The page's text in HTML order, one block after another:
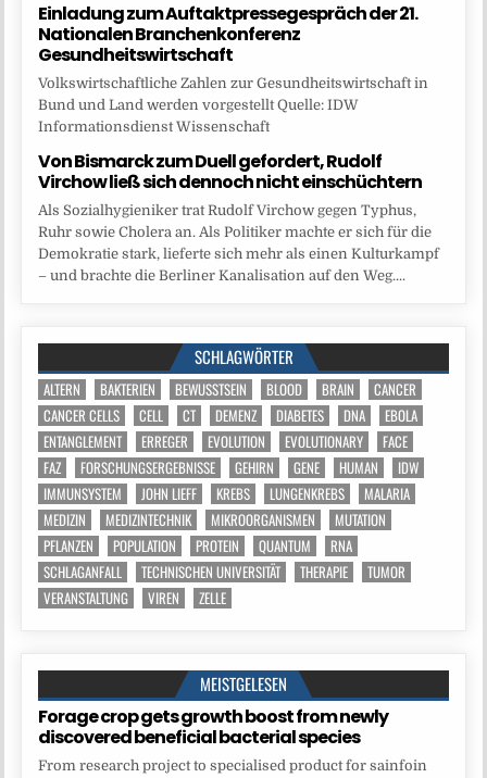
Einladung zum Auftaktpressegespräch der 21.
Nationalen Branchenkonferenz
Gesundheitswirtschaft
Volkswirtschaftliche Zahlen zur Gesundheitswirtschaft in
Bund und Land werden vorgestellt Quelle: IDW
Informationsdienst Wissenschaft
Von Bismarck zum Duell gefordert, Rudolf
Virchow ließ sich dennoch nicht einschüchtern
Als Sozialhygieniker trat Rudolf Virchow gegen Typhus,
Ruhr sowie Cholera an. Als Politiker machte er sich für die
Demokratie stark, lieferte sich mehr als einen Kulturkampf
– und brachte die Berliner Kanalisation auf den Weg....
SCHLAGWÖRTER
ALTERN BAKTERIEN BEWUSSTSEIN BLOOD BRAIN
CANCER
CANCER CELLS
CELL CT DEMENZ DIABETES DNA
EBOLA
ENTANGLEMENT
ERREGER EVOLUTION EVOLUTIONARY
FACE
FAZ
FORSCHUNGSERGEBNISSE GEHIRN GENE HUMAN
IDW
IMMUNSYSTEM
JOHN LIEFF KREBS LUNGENKREBS
MALARIA
MEDIZIN
MEDIZINTECHNIK MIKROORGANISMEN
MUTATION
PFLANZEN
POPULATION PROTEIN QUANTUM
RNA
SCHLAGANFALL
TECHNISCHEN UNIVERSITÄT THERAPIE
TUMOR
VERANSTALTUNG
VIREN ZELLE
MEISTGELESEN
Forage crop gets growth boost from newly
discovered beneficial bacterial species
From research project to specialised product for sainfoin